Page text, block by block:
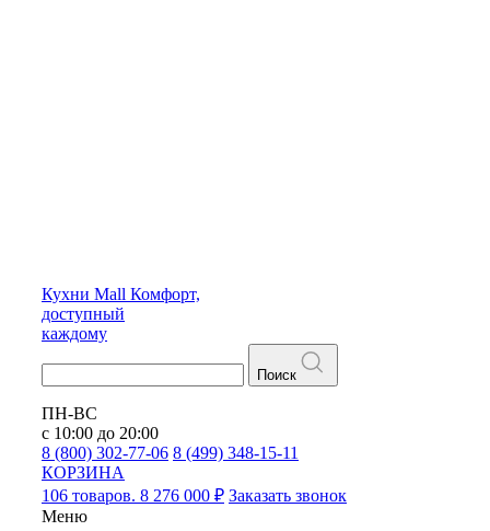
Кухни Mall Комфорт,
доступный
каждому
Поиск
ПН-ВС
с 10:00 до 20:00
8 (800) 302-77-06 8 (499) 348-15-11
КОРЗИНА
106 товаров. 8 276 000 ₽ Заказать звонок
Меню